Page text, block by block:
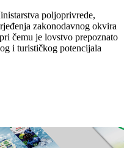
poljoprivrede,
zakonodavnog okvira
čemu je lovstvo prepoznato
i turističkog potencijala